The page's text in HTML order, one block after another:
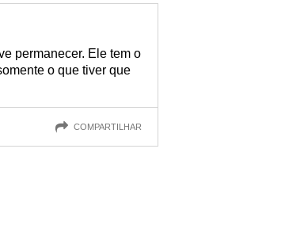
permanecer. Ele tem o
o que tiver que
COMPARTILHAR